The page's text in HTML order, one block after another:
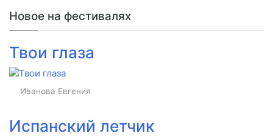
Новое на фестивалях
Твои глаза
Иванова Евгения
Испанский летчик